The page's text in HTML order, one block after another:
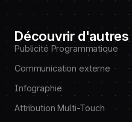
Découvrir
Publicité Programmatique
Communication externe
Infographie
Attribution Multi-Touch